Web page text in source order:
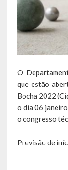
Procuradoria e
Coordenadoria
Secretarias
Fazenda
Agricultura e
O
que estão
Bocha 2022
o dia 06
o congresso
Previsão de